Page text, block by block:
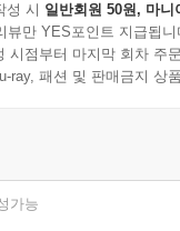
성 시 일반회원 50원, 마니
뷰만 YES포인트 지급됩니
시점부터 마지막 회차 주
ray, 패션 및 판매금지 상
가능